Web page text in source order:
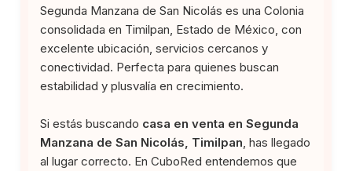
Segunda Manzana de San Nicolás es una Colonia
consolidada en Timilpan, Estado de México, con
excelente ubicación, servicios cercanos y
conectividad. Perfecta para quienes buscan
estabilidad y plusvalía en crecimiento.
Si estás buscando casa en venta en Segunda
Manzana de San Nicolás, Timilpan , has llegado
al lugar correcto. En CuboRed entendemos que